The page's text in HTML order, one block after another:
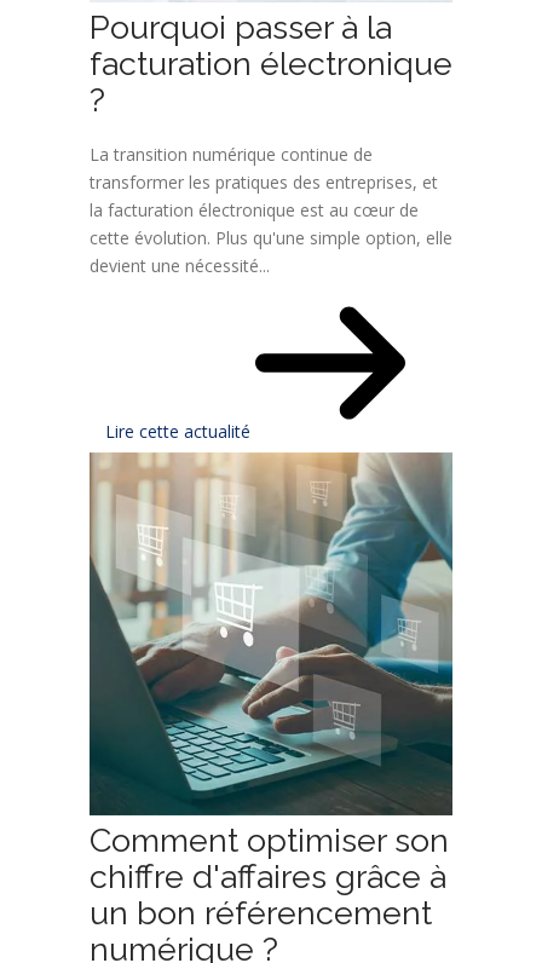
Pourquoi passer à la
facturation électronique
?
La transition numérique continue de
transformer les pratiques des entreprises, et
la facturation électronique est au cœur de
cette évolution. Plus qu'une simple option, elle
devient une nécessité...
Lire cette actualité
Comment optimiser son
chiffre d'affaires grâce à
un bon référencement
numérique ?